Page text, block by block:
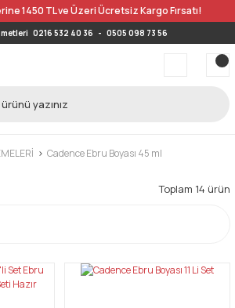
1450 TL ve Üzeri Ücretsiz Kargo Fırsatı!
0216 532 40 36 - 0505 098 73 56
Cadence Ebru Boyası 45 ml
Toplam 14 ürün